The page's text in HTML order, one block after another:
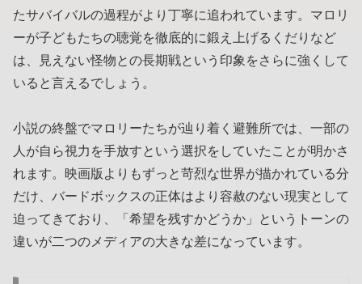
たサバイバルの過程がより丁寧に追われています。マロリ
ーが子どもたちの聴覚を徹底的に鍛え上げるくだりなど
は、見えない怪物との長期戦という印象をさらに強くして
いると言えるでしょう。
小説の終盤でマロリーたちが辿り着く避難所では、一部の
人が自ら視力を手放すという選択をしていたことが明かさ
れます。映画版よりもずっと苛烈な世界が描かれている分
だけ、バードボックスの正体はより容赦のない現実として
迫ってきており、「希望を残すかどうか」というトーンの
違いが二つのメディアの大きな差になっています。